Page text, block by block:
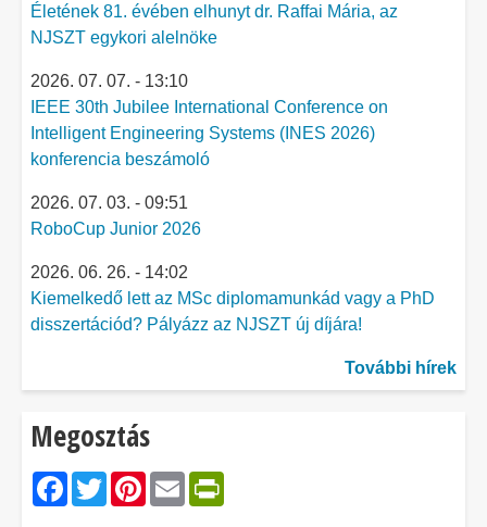
Életének 81. évében elhunyt dr. Raffai Mária, az
NJSZT egykori alelnöke
2026. 07. 07. - 13:10
IEEE 30th Jubilee International Conference on
Intelligent Engineering Systems (INES 2026)
konferencia beszámoló
2026. 07. 03. - 09:51
RoboCup Junior 2026
2026. 06. 26. - 14:02
Kiemelkedő lett az MSc diplomamunkád vagy a PhD
disszertációd? Pályázz az NJSZT új díjára!
További hírek
Megosztás
Facebook
Twitter
Pinterest
Email